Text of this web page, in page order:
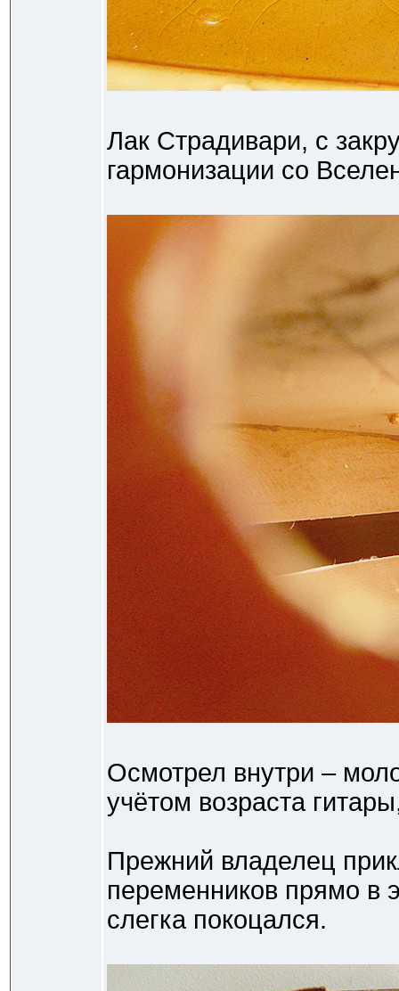
Лак Страдивари, с
гармонизации со
Осмотрел внутри –
учётом возраста
Прежний владелец
переменников прямо в
слегка покоцался.